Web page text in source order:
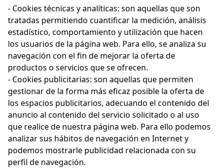
- Cookies técnicas y analíticas: son aquellas que son
tratadas permitiendo cuantificar la medición, análisis
estadístico, comportamiento y utilización que hacen
los usuarios de la página web. Para ello, se analiza su
navegación con el fin de mejorar la oferta de
productos o servicios que se ofrecen.
- Cookies publicitarias: son aquellas que permiten
gestionar de la forma más eficaz posible la oferta de
los espacios publicitarios, adecuando el contenido del
anuncio al contenido del servicio solicitado o al uso
que realice de nuestra página web. Para ello podemos
analizar sus hábitos de navegación en Internet y
podemos mostrarle publicidad relacionada con su
perfil de navegación.